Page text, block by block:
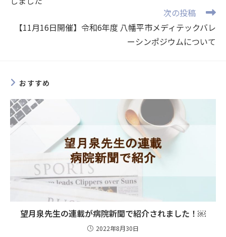
次の投稿
【11月16日開催】令和6年度 八幡平市メディテックバレ
ーシンポジウムについて
おすすめ
望月泉先生の連載が病院新聞で紹介されました！￼
2022年8月30日